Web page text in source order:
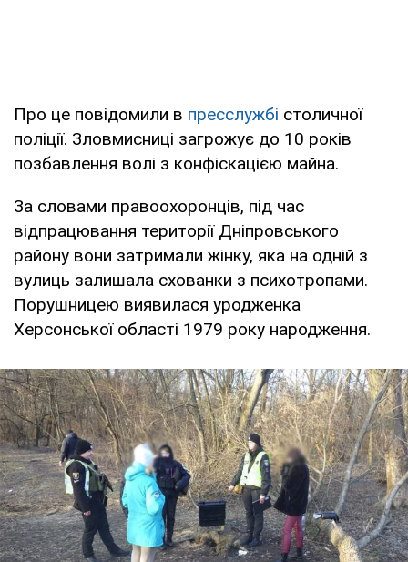
Про це повідомили в пресслужбі столичної
поліції. Зловмисниці загрожує до 10 років
позбавлення волі з конфіскацією майна.
За словами правоохоронців, під час
відпрацювання території Дніпровського
району вони затримали жінку, яка на одній з
вулиць залишала схованки з психотропами.
Порушницею виявилася уродженка
Херсонської області 1979 року народження.